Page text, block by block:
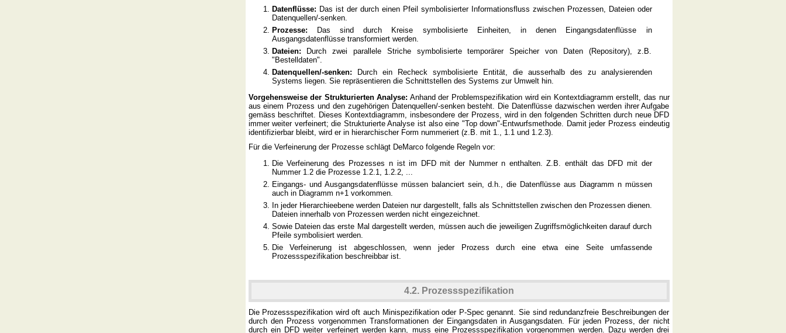
Datenflüsse: Das ist der durch einen Pfeil symbolisierter Informationsfluss zwischen Prozessen, Dateien oder
Datenquellen/-senken.
Prozesse: Das sind durch Kreise symbolisierte Einheiten, in denen Eingangsdatenflüsse in
Ausgangsdatenflüsse transformiert werden.
Dateien: Durch zwei parallele Striche symbolisierte temporärer Speicher von Daten (Repository), z.B.
"Bestelldaten".
Datenquellen/-senken: Durch ein Recheck symbolisierte Entität, die ausserhalb des zu analysierenden
Systems liegen. Sie repräsentieren die Schnittstellen des Systems zur Umwelt hin.
Vorgehensweise der Strukturierten Analyse: Anhand der Problemspezifikation wird ein Kontextdiagramm erstellt, das nur
aus einem Prozess und den zugehörigen Datenquellen/-senken besteht. Die Datenflüsse dazwischen werden ihrer Aufgabe
gemäss beschriftet. Dieses Kontextdiagramm, insbesondere der Prozess, wird in den folgenden Schritten durch neue DFD
immer weiter verfeinert; die Strukturierte Analyse ist also eine "Top down"-Entwurfsmethode. Damit jeder Prozess eindeutig
identifizierbar bleibt, wird er in hierarchischer Form nummeriert (z.B. mit 1., 1.1 und 1.2.3).
Für die Verfeinerung der Prozesse schlägt DeMarco folgende Regeln vor:
Die Verfeinerung des Prozesses n ist im DFD mit der Nummer n enthalten. Z.B. enthält das DFD mit der
Nummer 1.2 die Prozesse 1.2.1, 1.2.2, ...
Eingangs- und Ausgangsdatenflüsse müssen balanciert sein, d.h., die Datenflüsse aus Diagramm n müssen
auch in Diagramm n+1 vorkommen.
In jeder Hierarchieebene werden Dateien nur dargestellt, falls als Schnittstellen zwischen den Prozessen dienen.
Dateien innerhalb von Prozessen werden nicht eingezeichnet.
Sowie Dateien das erste Mal dargestellt werden, müssen auch die jeweiligen Zugriffsmöglichkeiten darauf durch
Pfeile symbolisiert werden.
Die Verfeinerung ist abgeschlossen, wenn jeder Prozess durch eine etwa eine Seite umfassende
Prozessspezifikation beschreibbar ist.
4.2. Prozessspezifikation
Die Prozessspezifikation wird oft auch Minispezifikation oder P-Spec genannt. Sie sind redundanzfreie Beschreibungen der
durch den Prozess vorgenommen Transformationen der Eingangsdaten in Ausgangsdaten. Für jeden Prozess, der nicht
durch ein DFD weiter verfeinert werden kann, muss eine Prozessspezifikation vorgenommen werden. Dazu werden drei